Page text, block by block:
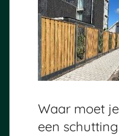
Waar moet
een